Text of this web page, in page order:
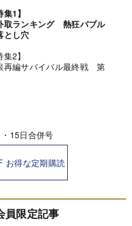
集1】
取ランキング 熱狂バブル
とし穴
集2】
再編サバイバル最終戦 第
15日合併号
お得な定期購読
員限定記事